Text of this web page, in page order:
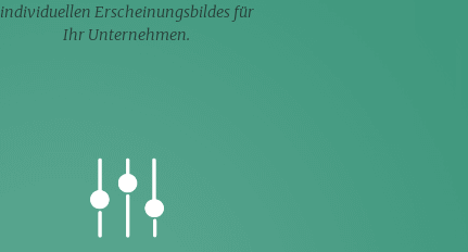
individuellen Erscheinungsbildes für
Ihr Unternehmen.